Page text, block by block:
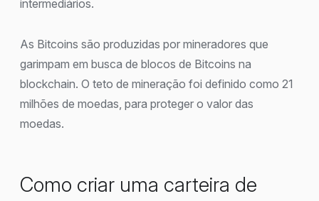
intermediários.
As Bitcoins são produzidas por mineradores que
garimpam em busca de blocos de Bitcoins na
blockchain. O teto de mineração foi definido como 21
milhões de moedas, para proteger o valor das
moedas.
Como criar uma carteira de